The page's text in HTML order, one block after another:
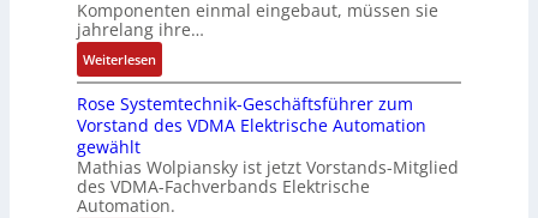
w
i
c
k
l
u
n
g
t
s
k
r
ä
f
t
e
e
r
t
a
s
c
h
i
n
e
n
-
s
e
M
u
l
t
t
u
e
s
s
e
r
t
L
a
Komponenten einmal eingebaut, müssen sie
jahrelang ihre…
Weiterlesen:
D
a
s
T
-
Rose Systemtechnik-Geschäftsführer zum
Vorstand des VDMA Elektrische Automation
gewählt
Mathias Wolpiansky ist jetzt Vorstands-Mitglied
des VDMA-Fachverbands Elektrische
Automation.